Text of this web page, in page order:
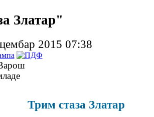
Златар"
2015 07:38
Трим стаза Златар